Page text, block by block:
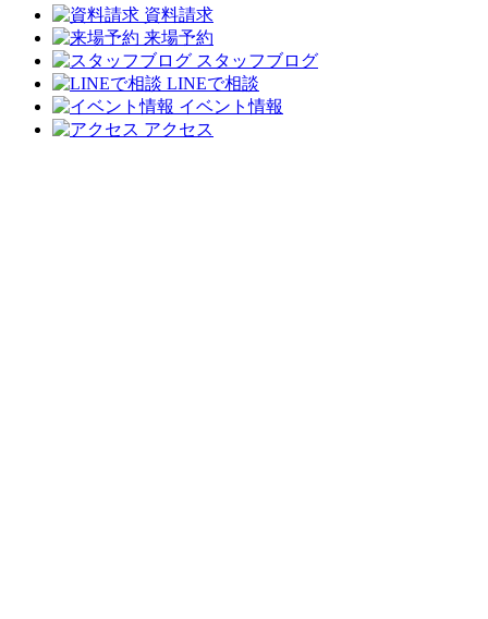
資料請求
来場予約
スタッフブログ
LINEで相談
イベント情報
アクセス